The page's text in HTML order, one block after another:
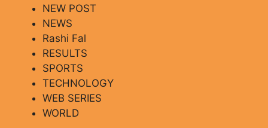
NEW POST
NEWS
Rashi Fal
RESULTS
SPORTS
TECHNOLOGY
WEB SERIES
WORLD